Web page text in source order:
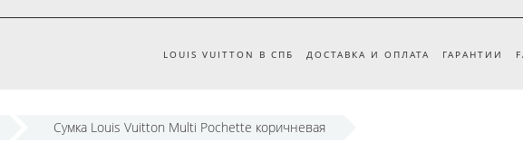
LOUIS VUITTON В СПБ ДОСТАВКА И ОПЛАТА ГАРАНТИИ
Сумка Louis Vuitton Multi Pochette коричневая